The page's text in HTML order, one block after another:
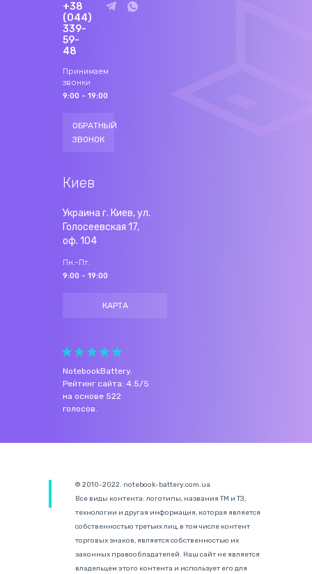
+38
(044)
339-
59-
48
Принимаем
звонки
9:00 - 19:00
ОБРАТНЫЙ
ЗВОНОК
Киев
Украина г. Киев, ул.
Голосеевская 17,
оф. 104
Пн.-Пт.
9:00 - 19:00
КАРТА
NotebookBattery.
Рейтинг сайта: 4.5/5
на основе 522
голосов.
© 2010-2022. notebook-battery.com.ua
Все виды контента: логотипы, названия ТМ и ТЗ,
технологии и другая информация, которая является
собственностью третьих лиц, в том числе контент
торговых знаков, является собственностью их
законных правообладателей. Наш сайт не является
владельцем этого контента и использует его для